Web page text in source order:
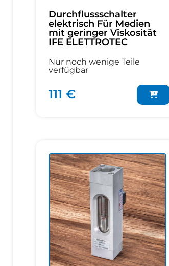
Durchflussschalter
elektrisch Für Medien
mit geringer Viskosität
IFE ELETTROTEC
Nur noch wenige Teile
verfügbar
111 €